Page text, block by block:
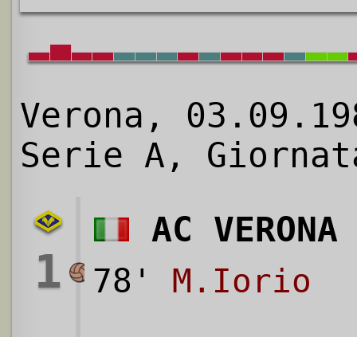
Verona,
Serie A,
1
AC
78' M.Iorio